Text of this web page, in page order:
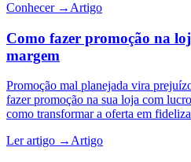
Conhecer → Artigo
Como fazer promoção na
margem
Promoção mal planejada vira
fazer promoção na sua loja com
como transformar a oferta em
Ler artigo →Artigo